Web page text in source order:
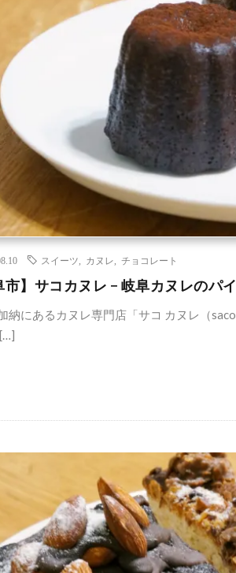
スイーツ カヌレ チョコレート
市】サコカヌレ − 岐阜カヌレのパ
納にあるカヌレ専門店「サコ カヌレ（